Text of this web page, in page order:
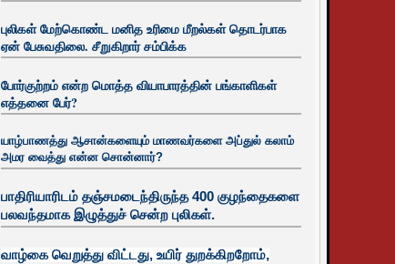
புலிகள் மேற்கொண்ட மனித உரிமை மீறல்கள் தொடர்பாக
ஏன் பேசுவதிலை. சீறுகிறார் சம்பிக்க
போர்குற்றம் என்ற மொத்த வியாபாரத்தின் பங்காளிகள்
எத்தனை பேர்?
யாழ்பாணத்து ஆசான்களையும் மாணவர்களை அப்துல் கலாம்
அமர வைத்து என்ன சொன்னார்?
பாதிரியாரிடம் தஞ்சமடைந்திருந்த 400 குழந்தைகளை
பலவந்தமாக இழுத்துச் சென்ற புலிகள்.
வாழ்கை வெறுத்து விட்டது, உயிர் துறக்கிறறோம்,